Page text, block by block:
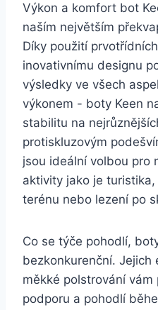
Výkon a komfort bot
naším největším
Díky použití
inovativnímu designu
výsledky ve všech
výkonem ⁤- boty Keen
stabilitu na
protiskluzovým
jsou ⁤ideální​ volbou pro‍
aktivity jako⁤ je
terénu nebo lezení po
Co⁤ se ⁢týče⁣ pohodlí,​
⁣bezkonkurenční.‍ Jejich
měkké ⁤polstrování
podporu a pohodlí